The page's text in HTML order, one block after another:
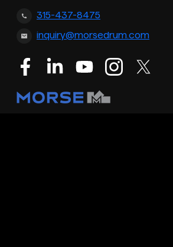
315-437-8475
inquiry@morsedrum.com